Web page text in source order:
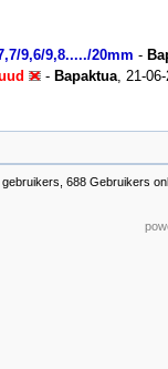
9,6/9,8...../20mm -
- Bapaktua 21-
688 Gebruikers